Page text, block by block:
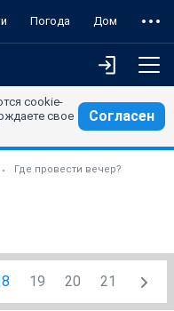
Погода Дом
cookie-
свое
Согласен
Где провести вечер?
19 20 21